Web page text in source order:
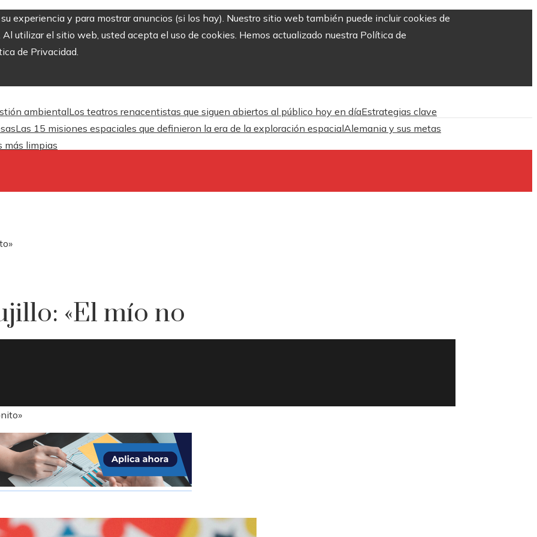
experiencia y para mostrar anuncios (si los hay). Nuestro sitio web también puede incluir cookies de
utilizar el sitio web, usted acepta el uso de cookies. Hemos actualizado nuestra Política de
de Privacidad.
ambientalLos teatros renacentistas que siguen abiertos al público hoy en díaEstrategias clave
Las 15 misiones espaciales que definieron la era de la exploración espacialAlemania y sus metas
más limpias
«El mío no